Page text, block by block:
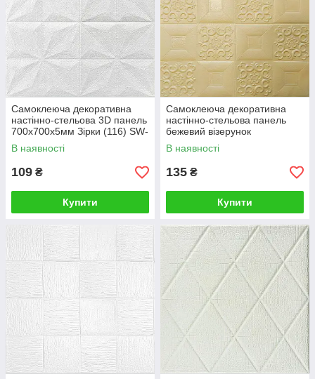
Самоклеюча декоративна
настінно-стельова 3D панель
700х700х5мм Зірки (116) SW-
00000008
В наявності
109 ₴
Купити
Самоклеюча декоративна
настінно-стельова панель
бежевий візерунок
700x700x5мм (182) SW-
00000482
В наявності
135 ₴
Купити